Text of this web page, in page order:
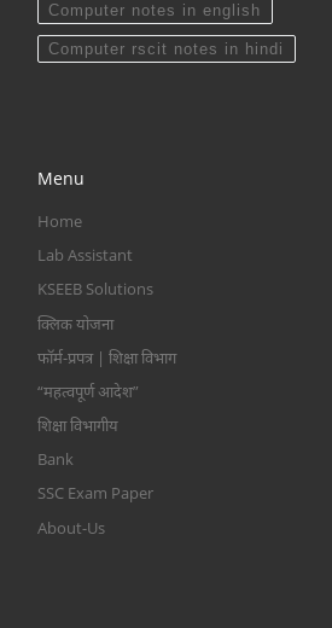
Computer notes in english
Computer rscit notes in hindi
Menu
Home
Lab Assistant
KSEEB Solutions
क्लिक योजना
फॉर्म-प्रपत्र | शिक्षा विभाग
“महत्वपूर्ण आदेश”
शिक्षा विभागीय
Bank
SSC Exam Paper
About-Us